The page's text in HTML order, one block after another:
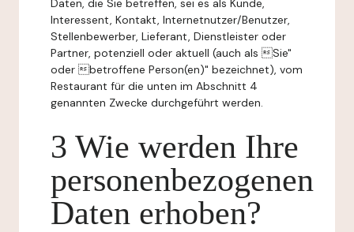
Daten, die Sie betreffen, sei es als Kunde,
Interessent, Kontakt, Internetnutzer/Benutzer,
Stellenbewerber, Lieferant, Dienstleister oder
Partner, potenziell oder aktuell (auch als Sie"
oder betroffene Person(en)" bezeichnet), vom
Restaurant für die unten im Abschnitt 4
genannten Zwecke durchgeführt werden.
3 Wie werden Ihre
personenbezogenen
Daten erhoben?